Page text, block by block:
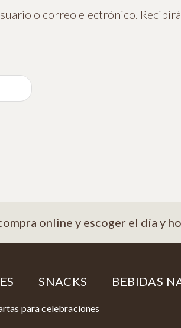
o correo electrónico.
online y escoger el día y
SNACKS BEBIDAS
para celebraciones